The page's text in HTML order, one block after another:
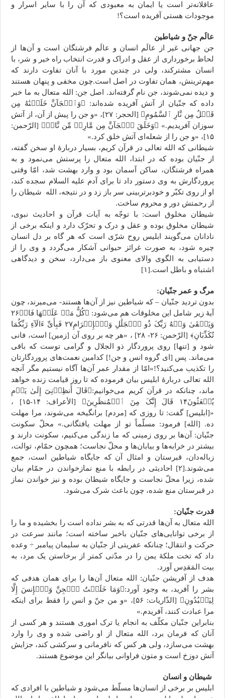
عاقلانه‌تر است یا ایمان به معبودی که آن را با سایر اسرار و
موجودات هستی آفریده است؟!
عالَم جنّ و شیاطین
جن جهانی غیر از عالَم انسان و عالَم فرشتگان است و آن‌ها از
لحاظ برخورداری از عقل و ادراک و قدرت انتخاب راه خیر و شر، با
انسان مشترکند، ولی در چندین مورد با آنان تفاوت دارند که
مهم‌ترینش، همان تفاوت در اصل است.چون مخفی و پنهان هستند
و دیده نمی‌شوند، جن نام گرفته‌اند. اصل جن: الله متعال به ما خبر
داده که جنّیان از آتش آفریده شده‌اند: ﴿وَٱلۡجَآنَّ خَلَقۡنَٰهُ مِن
قَبۡلُ مِن نَّارِ ٱلسَّمُومِ﴾ [الحجر: ۲۷]، «و جن را پیش از آن، از آتش
سوزان آفریدیم.» ﴿وَخَلَقَ ٱلۡجَآنَّ مِن مَّارِجٖ مِّن نَّارٖ﴾ [الرّحمن:
۱۵]، «و جن را از شعله‌ای آتش خلق کرد.»
شیطانی که الله تعالی در قرآن کریم، بسیار دربارۀ او سخن گفته،
از جنّیان بوده که در ابتدا، الله متعال را پرستش می‌نمود و به
همراه فرشتگان، ساکن آسمان بود و وارد بهشت شد، امّا وقتی
پروردگارش به وی دستور داد تا برای آدم علیه السلام سجده کند،
او از روی تکبّر و خودبرتربینی سر باز زد و در نتیجه، الله شیطان را
از رحمتش دور و محروم ساخت.
شیطان مخلوق است: با توجّه به آیات قرآن و احادیث نبوی،
شیطان مخلوق بوده و عقل و درک و تحرّک دارد و اینکه برخی از
نادانان می‌گویند ابلیس روح شرّی است که هر گاه بر دل انسان
چیره شود، به صورت غرائز حیوانی آشکار می‌گردد و وی را از
دستیابی به الگوی والای معنوی باز می‌دارد، سخن و دیدگاهی
اشتباه و باطل است.[۱]
مرگ و عمر جنّیان:
بدون تردید جنّیان – که شیاطین نیز از آن‌ها هستند- می‌میرند، چون
آیۀ زیر شامل این مخلوقات هم می‌شود: ﴿کُلُّ مَنۡ عَلَیۡهَا فَانٖ٢۶
وَیَبۡقَىٰ وَجۡهُ رَبِّکَ ذُو ٱلۡجَلَٰلِ وَٱلۡإِکۡرَامِ٢٧ فَبِأَیِّ ءَالَآءِ رَبِّکُمَا
تُکَذِّبَانِ﴾ [الرّحمن: ۲۶- ۲۸] ، «هر چه بر روی آن [زمین] است، فانی
شود و [تنها] روی پروردگار ذو الجلال و گرامی توست که باقی
می‌ماند. پس [ای گروه انس و جن!] کدامین نعمت‌های پروردگارتان
را تکذیب می‌کنید؟!»امّا از مقدار عمر آن‌ها آگاه نیستیم مگر آنچه
الله تعالی دربارۀ ابلیس بیان فرموده که تا روز قیامت زنده خواهد
ماند، چنانکه در قرآن کریم می‌خوانیم:﴿قَالَ أَنظِرۡنِیٓ إِلَىٰ یَوۡمِ
یُبۡعَثُونَ١۴ قَالَ إِنَّکَ مِنَ ٱلۡمُنظَرِینَ﴾ [الأعراف: ۱۴-۱۵] ،
«[ابلیس] گفت: تا روزی‌ که [مردم] برانگیخه می‌شوند، مرا مهلت
ده. [الله] فرمود: مسلّماً تو از مهلت ‌یافتگانی.» محلّ سکونت
جنّیان: آن‌ها بر روی زمینی که ما زندگی می‌کنیم، سکونت دارند و
بیشتر در خرابه‌ها و بیابان‌ها و محلّ نجاست؛ همچون حمّام، توالت،
زباله‌دان، قبرستان و امثال آن که جایگاه شیاطین است، جمع
می‌شوند.[۲] احادیثی در رابطه با منع نمازخواندن در حمّام بیان
شده، زیرا محلّ نجاست و جایگاه شیطان بوده و نیز خواندن نماز
در قبرستان منع شده، چون باعث شرک می‌شود.
قدرت جنّیان:
الله متعال به آن‌ها قدرتی که به بشر نداده است را بخشیده و ما را
از برخی توانایی‌های جنّیان باخبر ساخته است؛ مانند سرعت در
حرکت و انتقال؛ چنانکه عفریتی از جنّیان به سلیمان پیامبر ÷ وعده
داد که تخت ملکۀ یمن را در مدّتی کمتر از برخاستن یک مرد، به
بیت المَقدِس آورد.
هدف از آفریشن جنّیان: الله متعال آن‌ها را برای همان هدفی که
بشر را آفرید، به وجود آورد:﴿وَمَا خَلَقۡتُ ٱلۡجِنَّ وَٱلۡإِنسَ إِلَّا
لِیَعۡبُدُونِ﴾ [الذّاریات: ۵۶]، «و من جنّ و انس را فقط برای اینکه
مرا عبادت کنند، آفریدم.»
بنابراین جنّیان مکلّف به انجام یا ترک اموری هستند و هر کسی از
آنان که فرمان برد، الله متعال از او راضی شده و وی را وارد
بهشت می‌سازد، ولی هر کس که نافرمانی و سرکشی کند، جزایش
آتش دوزخ است و متون فراوانی بیانگر این موضوع هستند.
شیطان و انسان
ابلیس بر برخی از انسان‌ها مسلّط می‌شود و شیاطین با افرادی که